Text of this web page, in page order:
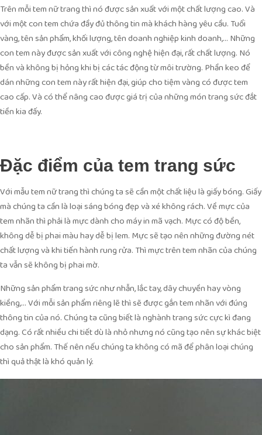
Trên mỗi tem nữ trang thì nó được sản xuất với một chất lượng cao. Và
với một con tem chứa đầy đủ thông tin mà khách hàng yêu cầu. Tuổi
vàng, tên sản phẩm, khối lượng, tên doanh nghiệp kinh doanh,… Những
con tem này được sản xuất với công nghệ hiện đại, rất chất lượng. Nó
bền và không bị hỏng khi bị các tác động từ môi trường. Phần keo để
dán những con tem này rất hiện đại, giúp cho tiệm vàng có được tem
cao cấp. Và có thể nâng cao được giá trị của những món trang sức đắt
tiền kia đấy.
Đặc điểm của tem trang sức
Với mẫu tem nữ trang thì chúng ta sẽ cần một chất liệu là giấy bóng. Giấy
mà chúng ta cần là loại sáng bóng đẹp và xé không rách. Về mực của
tem nhãn thì phải là mực dành cho máy in mã vạch. Mực có độ bền,
không dễ bị phai màu hay dễ bị lem. Mực sẽ tạo nên những đường nét
chất lượng và khi tiến hành rung rửa. Thì mực trên tem nhãn của chúng
ta vẫn sẽ không bị phai mờ.
Những sản phẩm trang sức như nhẫn, lắc tay, dây chuyền hay vòng
kiềng,… Với mỗi sản phẩm riêng lẽ thì sẽ được gắn tem nhãn với đúng
thông tin của nó. Chúng ta cũng biết là nghành trang sức cực kì đang
dạng. Có rất nhiều chi tiết dù là nhỏ nhưng nó cũng tạo nên sự khác biệt
cho sản phẩm. Thế nên nếu chúng ta không có mã để phân loại chúng
thì quả thật là khó quản lý.